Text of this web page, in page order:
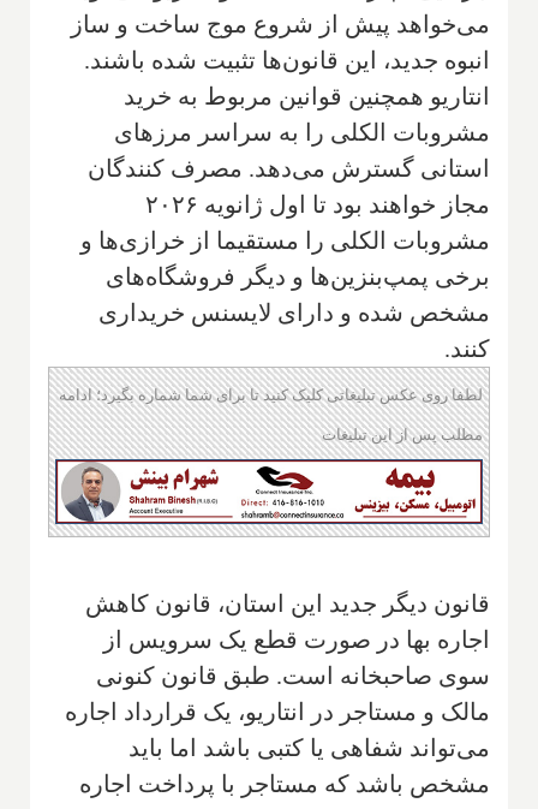
می‌خواهد پیش از شروع موج ساخت و ساز
انبوه جدید، این قانون‌ها تثبیت شده باشند.
انتاریو همچنین قوانین مربوط به خرید
مشروبات الکلی را به سراسر مرزهای
استانی گسترش می‌دهد. مصرف کنندگان
مجاز خواهند بود تا اول ژانویه ۲۰۲۶
مشروبات الکلی را مستقیما از خرازی‌ها و
برخی پمپ‌بنزین‌ها و دیگر فروشگاه‌های
مشخص شده و دارای لایسنس خریداری
کنند.
لطفا روی عکس تبلیغاتی کلیک کنید تا برای شما شماره بگیرد؛ ادامه
مطلب پس از این تبلیغات
قانون دیگر جدید این استان، قانون کاهش
اجاره بها در صورت قطع یک سرویس از
سوی صاحبخانه است. طبق قانون کنونی
مالک و مستاجر در انتاریو، یک قرارداد اجاره
می‌تواند شفاهی یا کتبی باشد اما باید
مشخص باشد که مستاجر با پرداخت اجاره